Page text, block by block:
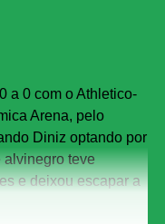
a 0 com o Athletico-
Arena, pelo
Diniz optando por
alvinegro teve
e deixou escapar a